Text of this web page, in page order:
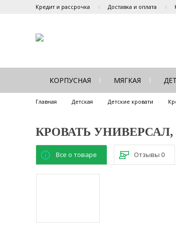
Кредит и рассрочка Доставка и оплата
КОРПУСНАЯ МЯГКАЯ
Главная Детская Детские кровати
КРОВАТЬ
Все о товаре Отзывы 0